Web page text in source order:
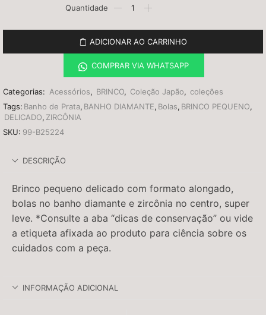
ADICIONAR AO CARRINHO
COMPRAR VIA WHATSAPP
Categorias: Acessórios, BRINCO, Coleção Japão, coleções
Tags: Banho de Prata, BANHO DIAMANTE, Bolas, BRINCO PEQUENO,
DELICADO, ZIRCÔNIA
SKU: 99-B25224
DESCRIÇÃO
Brinco pequeno delicado com formato alongado,
bolas no banho diamante e zircônia no centro, super
leve. *Consulte a aba “dicas de conservação” ou vide
a etiqueta afixada ao produto para ciência sobre os
cuidados com a peça.
INFORMAÇÃO ADICIONAL